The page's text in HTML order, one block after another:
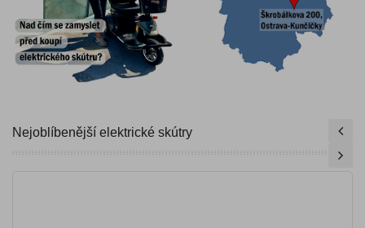
Nejoblíbenější elektrické skútry